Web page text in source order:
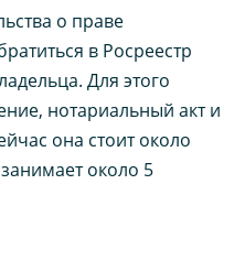
о праве
в Росреестр
Для этого
нотариальный акт и
она стоит около
около 5